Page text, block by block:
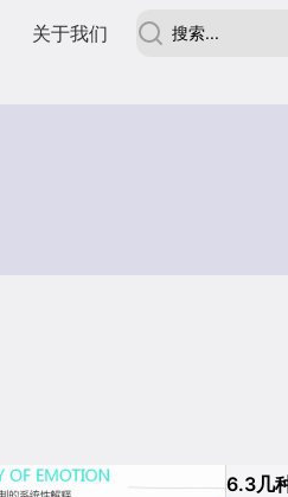
关于我们
6.3几